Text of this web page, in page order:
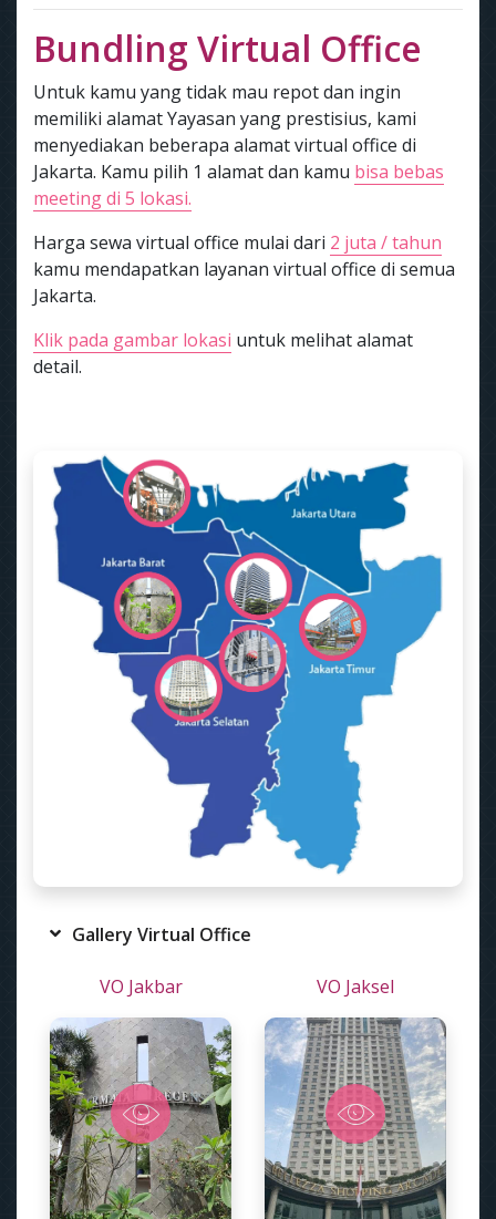
Bundling Virtual Office
Untuk kamu yang tidak mau repot dan ingin
memiliki alamat Yayasan yang prestisius, kami
menyediakan beberapa alamat virtual office di
Jakarta. Kamu pilih 1 alamat dan kamu bisa bebas
meeting di 5 lokasi.
Harga sewa virtual office mulai dari 2 juta / tahun
kamu mendapatkan layanan virtual office di semua
Jakarta.
Klik pada gambar lokasi untuk melihat alamat
detail.
Gallery Virtual Office
VO Jakbar VO Jaksel